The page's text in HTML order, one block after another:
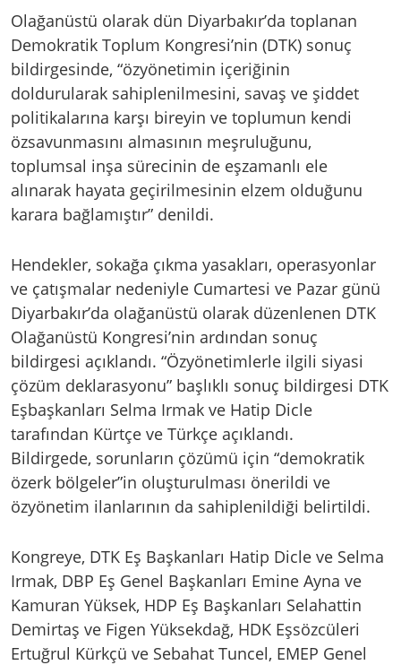
Olağanüstü olarak dün Diyarbakır’da toplanan
Demokratik Toplum Kongresi’nin (DTK) sonuç
bildirgesinde, “özyönetimin içeriğinin
doldurularak sahiplenilmesini, savaş ve şiddet
politikalarına karşı bireyin ve toplumun kendi
özsavunmasını almasının meşruluğunu,
toplumsal inşa sürecinin de eşzamanlı ele
alınarak hayata geçirilmesinin elzem olduğunu
karara bağlamıştır” denildi.
Hendekler, sokağa çıkma yasakları, operasyonlar
ve çatışmalar nedeniyle Cumartesi ve Pazar günü
Diyarbakır’da olağanüstü olarak düzenlenen DTK
Olağanüstü Kongresi’nin ardından sonuç
bildirgesi açıklandı. “Özyönetimlerle ilgili siyasi
çözüm deklarasyonu” başlıklı sonuç bildirgesi DTK
Eşbaşkanları Selma Irmak ve Hatip Dicle
tarafından Kürtçe ve Türkçe açıklandı.
Bildirgede, sorunların çözümü için “demokratik
özerk bölgeler”in oluşturulması önerildi ve
özyönetim ilanlarının da sahiplenildiği belirtildi.
Kongreye, DTK Eş Başkanları Hatip Dicle ve Selma
Irmak, DBP Eş Genel Başkanları Emine Ayna ve
Kamuran Yüksek, HDP Eş Başkanları Selahattin
Demirtaş ve Figen Yüksekdağ, HDK Eşsözcüleri
Ertuğrul Kürkçü ve Sebahat Tuncel, EMEP Genel